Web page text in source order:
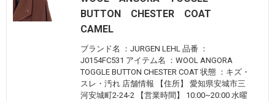
BUTTON CHESTER COAT
CAMEL
ブランド名 ：JURGEN LEHL 品番 ：
J0154FC531 アイテム名 ：WOOL ANGORA
TOGGLE BUTTON CHESTER COAT 状態 ：キズ・
スレ・汚れ 店舗情報 【住所】 愛知県安城市三
河安城町2-24-2 【営業時間】 10:00~20:00 水曜